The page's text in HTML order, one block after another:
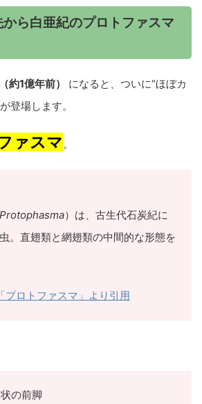
ら白亜紀のプロトファスマ
約1億年前）
になると、ついに“ほぼカ
登場します。
ァスマ。
Protophasma）は、古生代石炭紀に
。直翅類と網翅類の中間的な形態を
プロトファスマ」より引用
の前脚